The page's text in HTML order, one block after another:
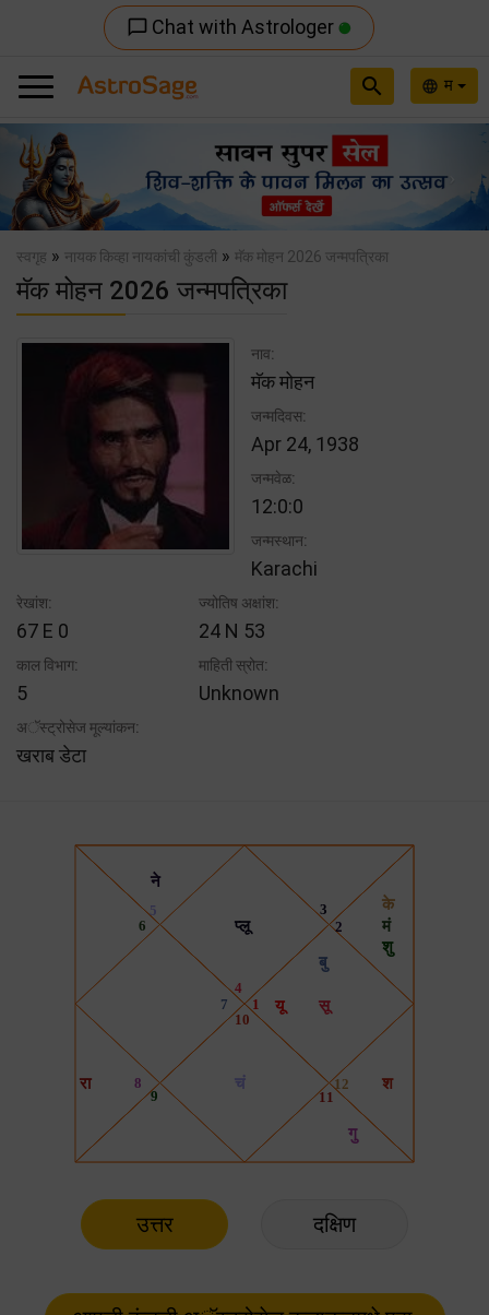
chat_bubble_outline Chat with Astrologer
language म
search
Previous
स्वगृह » नायक किव्हा नायकांची कुंडली » मॅक मोहन 2026 जन्मपत्रिका
मॅक मोहन 2026 जन्मपत्रिका
नाव:
मॅक मोहन
जन्मदिवस:
Apr 24, 1938
जन्मवेळ:
12:0:0
जन्मस्थान:
Karachi
रेखांश:
67 E 0
ज्योतिष अक्षांश:
24 N 53
काल विभाग:
5
माहिती स्रोत:
Unknown
अॅस्ट्रोसेज मूल्यांकन:
खराब डेटा
उत्तर दक्षिण